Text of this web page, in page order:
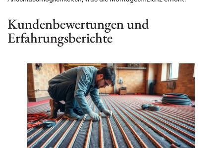
Kundenbewertungen und
Erfahrungsberichte